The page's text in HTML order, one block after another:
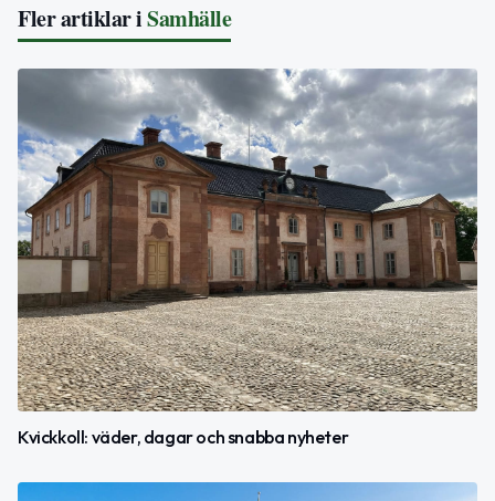
Fler artiklar iSamhälle
Kvickkoll: väder, dagar och snabba nyheter